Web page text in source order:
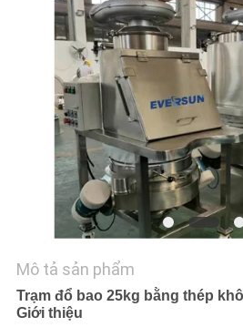
CHÚNG
BÁO
GIÁ
Mô tả sản phẩm
Trạm đổ bao 25kg bằng thép
Giới thiệu